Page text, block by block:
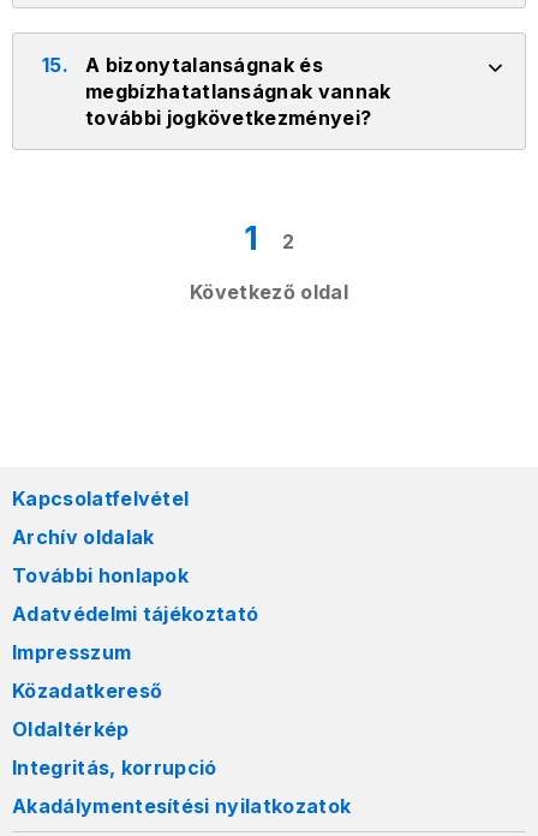
15.
A bizonytalanságnak és
megbízhatatlanságnak vannak
további jogkövetkezményei?
1 2
Következő oldal
Kapcsolatfelvétel
Archív oldalak
További honlapok
Adatvédelmi tájékoztató
Impresszum
Közadatkereső
Oldaltérkép
Integritás, korrupció
Akadálymentesítési nyilatkozatok